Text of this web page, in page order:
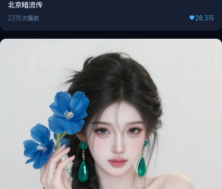
23万次播放